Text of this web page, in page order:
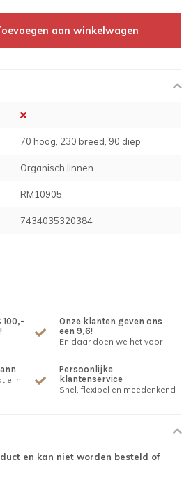
aan winkelwagen
70 hoog, 230 breed, 90 diep
Organisch linnen
RM10905
7434035320384
100,-
Onze klanten geven ons
een 9,6!
En daar doen we het voor
in
Persoonlijke
klantenservice
Snel, flexibel en meedenkend
en kan niet worden besteld of